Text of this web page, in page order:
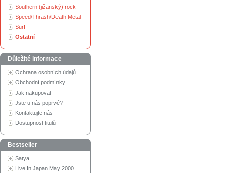
Southern (jižanský) rock
Speed/Thrash/Death Metal
Surf
Ostatní
Důležité informace
Ochrana osobních údajů
Obchodní podmínky
Jak nakupovat
Jste u nás poprvé?
Kontaktujte nás
Dostupnost titulů
Bestseller
Satya
Live In Japan May 2000